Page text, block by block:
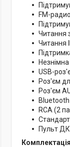
FM-радио
Читання
Читання
USB-
Роз'єм
Роз'єм
RCA (2
Пульт ДК